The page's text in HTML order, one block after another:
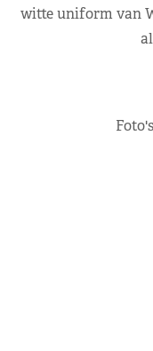
witte uniform van